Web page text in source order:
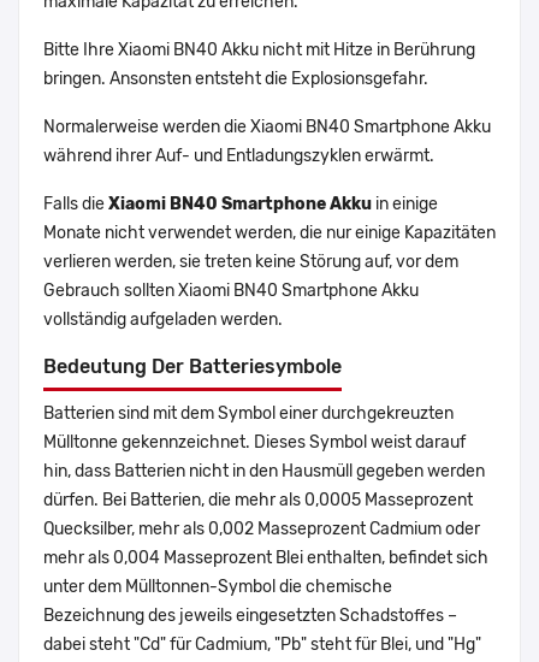
Bitte Ihre Xiaomi BN40 Akku nicht mit Hitze in Berührung
bringen. Ansonsten entsteht die Explosionsgefahr.
Normalerweise werden die Xiaomi BN40 Smartphone Akku
während ihrer Auf- und Entladungszyklen erwärmt.
Falls dieXiaomi BN40 Smartphone Akku in einige
Monate nicht verwendet werden, die nur einige Kapazitäten
verlieren werden, sie treten keine Störung auf, vor dem
Gebrauch sollten Xiaomi BN40 Smartphone Akku
vollständig aufgeladen werden.
Bedeutung Der Batteriesymbole
Batterien sind mit dem Symbol einer durchgekreuzten
Mülltonne gekennzeichnet. Dieses Symbol weist darauf
hin, dass Batterien nicht in den Hausmüll gegeben werden
dürfen. Bei Batterien, die mehr als 0,0005 Masseprozent
Quecksilber, mehr als 0,002 Masseprozent Cadmium oder
mehr als 0,004 Masseprozent Blei enthalten, befindet sich
unter dem Mülltonnen-Symbol die chemische
Bezeichnung des jeweils eingesetzten Schadstoffes –
dabei steht "Cd" für Cadmium, "Pb" steht für Blei, und "Hg"